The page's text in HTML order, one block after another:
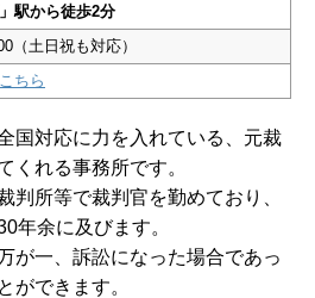
駅から徒歩2分
（土日祝も対応）
ちら
国対応に力を入れている、元裁
くれる事務所です。
判所等で裁判官を勤めており、
年余に及びます。
が一、訴訟になった場合であっ
ができます。